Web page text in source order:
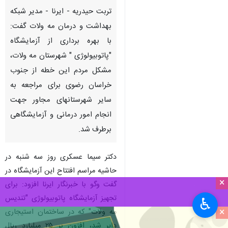
×
×
تربت حیدریه - ایرنا - مدیر شبکه
بهداشت و درمان مه ولات گفت:
با بهره برداری از آزمایشگاه
"پاتوبیولوژی " شهرستان مه ولات،
مشکل مردم این خطه از جنوب
خراسان رضوی برای مراجعه به
سایر شهرستانهای مجاور جهت
انجام امور درمانی و آزمایشگاهی
برطرف شد.
دکتر سیما عسکری روز سه شنبه در
حاشیه مراسم افتتاح این آزمایشگاه در
گفت وگو با خبرنگار ایرنا افزود: برای
تجهیز آزمایشگاه پاتوبیولوژی "تندیس
مه ولات" که در ساختمان استیجاری
♿︎